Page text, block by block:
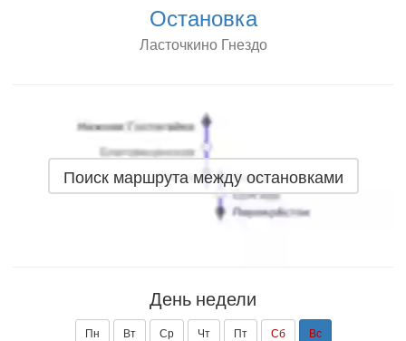
Остановка
Ласточкино Гнездо
Поиск маршрута между остановками
День недели
Пн Вт Ср Чт Пт Сб Вс